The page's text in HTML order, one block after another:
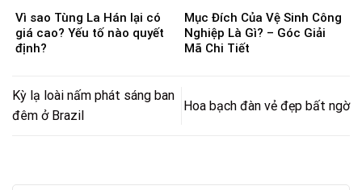
Vì sao Tùng La Hán lại có
giá cao? Yếu tố nào quyết
định?
Mục Đích Của Vệ Sinh Công
Nghiệp Là Gì? – Góc Giải
Mã Chi Tiết
Kỳ lạ loài nấm phát sáng ban
đêm ở Brazil
Hoa bạch đàn vẻ đẹp bất ngờ